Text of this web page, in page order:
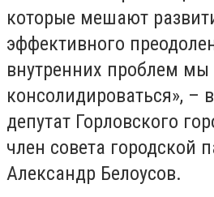
которые мешают
эффективного
внутренних проблем
консолидироваться», –
депутат Горловского
член совета городской
Александр Белоусов.